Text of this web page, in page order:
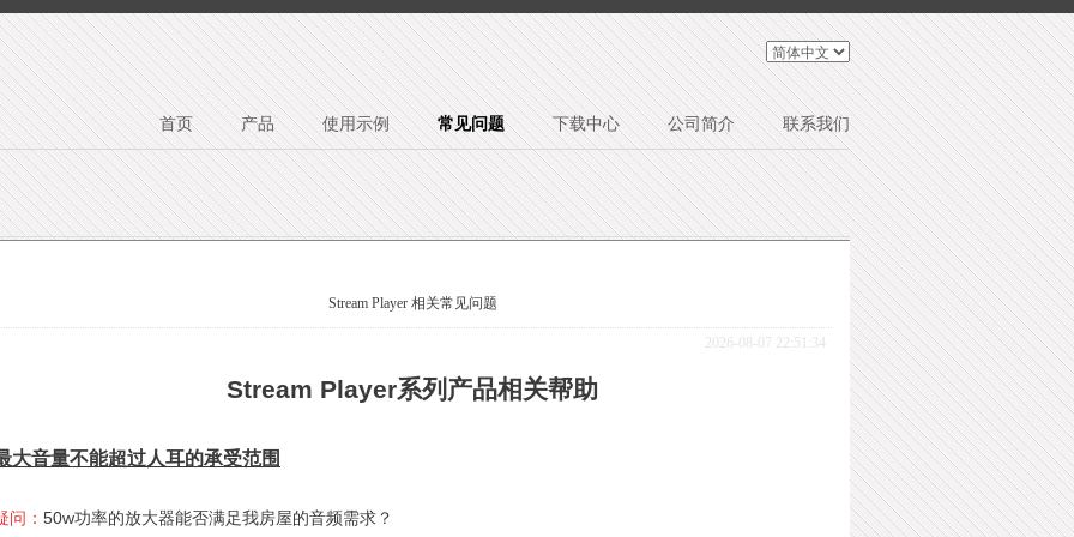
首页 产品 使用示例 常见问题 下载中心 公司简介 联系我们
Stream Player 相关常见问题
2026-08-07 22:51:34
Stream Player系列产品相关帮助
大音量不能超过人耳的承受范围
问： 50w功率的放大器能否满足我房屋的音频需求？